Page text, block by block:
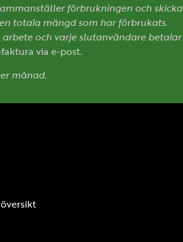
förbrukningen och
totala mängd som har förbrukats.
och varje slutanvändare
via e-post.
månad.